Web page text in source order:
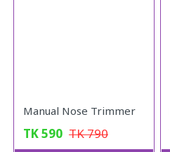
Manual Nose Trimmer
TK590 TK790